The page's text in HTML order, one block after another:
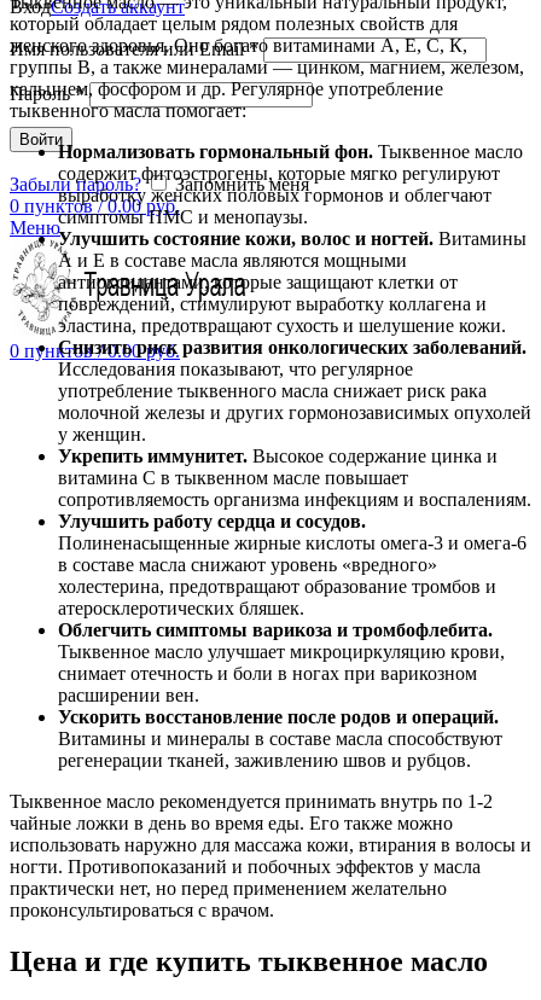
ВходСоздать аккаунт
Имя пользователя или Email*
Пароль*
Войти
Забыли пароль?
Запомнить меня
0 пунктов / 0.00руб.
Меню
0 пунктов / 0.00руб.
который обладает целым рядом полезных свойств для
женского здоровья. Оно богато витаминами А, Е, С, К,
группы В, а также минералами — цинком, магнием, железом,
кальцием, фосфором и др. Регулярное употребление
тыквенного масла помогает:
Нормализовать гормональный фон. Тыквенное масло
содержит фитоэстрогены, которые мягко регулируют
выработку женских половых гормонов и облегчают
симптомы ПМС и менопаузы.
Улучшить состояние кожи, волос и ногтей. Витамины
А и Е в составе масла являются мощными
антиоксидантами, которые защищают клетки от
повреждений, стимулируют выработку коллагена и
эластина, предотвращают сухость и шелушение кожи.
Снизить риск развития онкологических заболеваний.
Исследования показывают, что регулярное
употребление тыквенного масла снижает риск рака
молочной железы и других гормонозависимых опухолей
у женщин.
Укрепить иммунитет. Высокое содержание цинка и
витамина С в тыквенном масле повышает
сопротивляемость организма инфекциям и воспалениям.
Улучшить работу сердца и сосудов.
Полиненасыщенные жирные кислоты омега-3 и омега-6
в составе масла снижают уровень «вредного»
холестерина, предотвращают образование тромбов и
атеросклеротических бляшек.
Облегчить симптомы варикоза и тромбофлебита.
Тыквенное масло улучшает микроциркуляцию крови,
снимает отечность и боли в ногах при варикозном
расширении вен.
Ускорить восстановление после родов и операций.
Витамины и минералы в составе масла способствуют
регенерации тканей, заживлению швов и рубцов.
Тыквенное масло рекомендуется принимать внутрь по 1-2
чайные ложки в день во время еды. Его также можно
использовать наружно для массажа кожи, втирания в волосы и
ногти. Противопоказаний и побочных эффектов у масла
практически нет, но перед применением желательно
проконсультироваться с врачом.
Цена и где купить тыквенное масло